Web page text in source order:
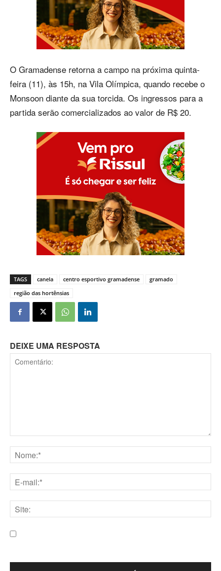
O Gramadense retorna a campo na próxima quinta-
feira (11), às 15h, na Vila Olímpica, quando recebe o
Monsoon diante da sua torcida. Os ingressos para a
partida serão comercializados ao valor de R$ 20.
TAGS canela centro esportivo gramadense
gramado
região das hortênsias
DEIXE UMA RESPOSTA
mail:*